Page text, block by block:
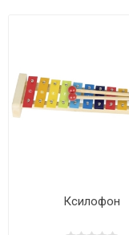
Ксилофон